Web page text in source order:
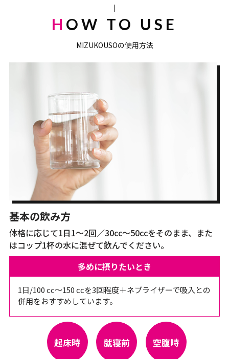
HOW TO USE
MIZUKOUSOの使用方法
基本の飲み方
体格に応じて1日1～2回／30cc～50ccをそのまま、また
はコップ1杯の水に混ぜて飲んでください。
多めに摂りたいとき
1日/100 cc～150 ccを3回程度＋ネブライザーで吸入との
併用をおすすめしています。
起床時 就寝前 空腹時